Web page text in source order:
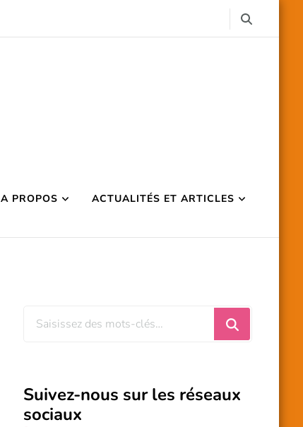
A PROPOS ACTUALITÉS ET ARTICLES
Vous
?
Suivez-nous sur les réseaux
sociaux